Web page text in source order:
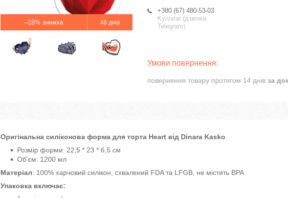
–15% 46 днів
+380 (67) 480-53-03
Kyivstar (дзвінки,
Telegram)
повернення товару протягом 14 днів за
Оригінальна силіконова форма для торта Heart від Dinara Kasko
Розмір форми: 22,5 * 23 * 6,5 см
Об'єм: 1200 мл
Матеріал: 100% харчовий силікон, схвалений FDA та LFGB, не містить BPA
Упаковка включає: